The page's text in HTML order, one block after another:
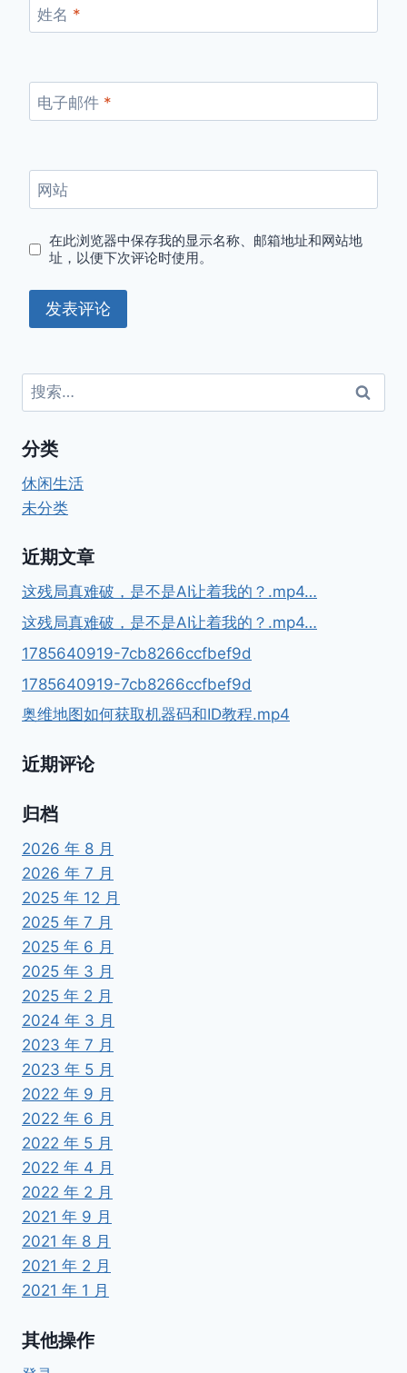
姓名 *
电子邮件 *
网站
在此浏览器中保存我的显示名称、邮箱地址和网站地
址，以便下次评论时使用。
搜
索：
分类
休闲生活
未分类
近期文章
这残局真难破，是不是AI让着我的？.mp4…
这残局真难破，是不是AI让着我的？.mp4…
1785640919-7cb8266ccfbef9d
1785640919-7cb8266ccfbef9d
奥维地图如何获取机器码和ID教程.mp4
近期评论
归档
2026 年 8 月
2026 年 7 月
2025 年 12 月
2025 年 7 月
2025 年 6 月
2025 年 3 月
2025 年 2 月
2024 年 3 月
2023 年 7 月
2023 年 5 月
2022 年 9 月
2022 年 6 月
2022 年 5 月
2022 年 4 月
2022 年 2 月
2021 年 9 月
2021 年 8 月
2021 年 2 月
2021 年 1 月
其他操作